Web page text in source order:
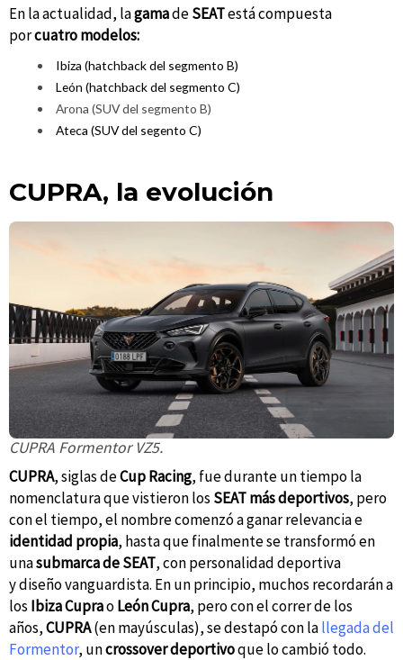
En la actualidad, lagamadeSEATestá compuesta
porcuatromodelos:
Ibiza (hatchback del segmento B)
León (hatchback del segmento C)
Arona (SUV del segmento B)
Ateca (SUV del segento C)
CUPRA, la evolución
CUPRA Formentor VZ5.
CUPRA, siglas deCup Racing, fue durante un tiempo la
nomenclatura que vistieron los SEAT más deportivos, pero
con el tiempo, el nombre comenzó a ganar relevancia e
identidad propia, hasta que finalmente se transformó en
unasubmarca de SEAT, con personalidad deportiva
y diseño vanguardista. En un principio, muchos recordarán a
los Ibiza CupraoLeón Cupra, pero con el correr de los
años,CUPRA(en mayúsculas), se destapó con lallegada del
Formentor, uncrossover deportivoque lo cambió todo.